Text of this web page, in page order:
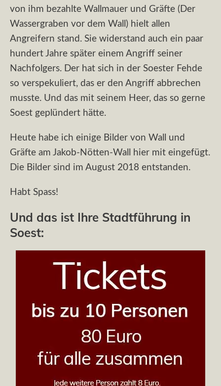
von ihm bezahlte Wallmauer und Gräfte (Der
Wassergraben vor dem Wall) hielt allen
Angreifern stand. Sie widerstand auch ein paar
hundert Jahre später einem Angriff seiner
Nachfolgers. Der hat sich in der Soester Fehde
so verspekuliert, das er den Angriff abbrechen
musste. Und das mit seinem Heer, das so gerne
Soest geplündert hätte.
Heute habe ich einige Bilder von Wall und
Gräfte am Jakob-Nötten-Wall hier mit eingefügt.
Die Bilder sind im August 2018 entstanden.
Habt Spass!
Und das ist Ihre Stadtführung in
Soest: